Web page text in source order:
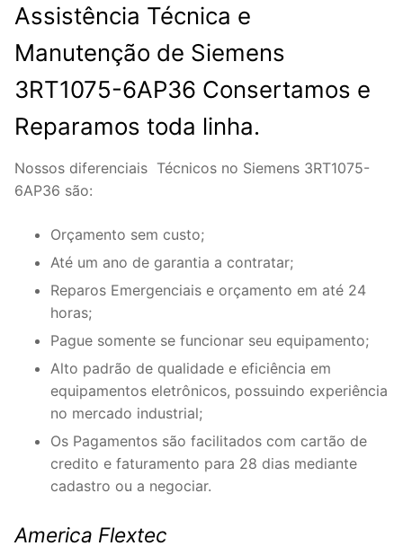
Assistência Técnica e
Manutenção de Siemens
3RT1075-6AP36 Consertamos e
Reparamos toda linha.
Nossos diferenciais Técnicos no Siemens 3RT1075-
6AP36 são:
Orçamento sem custo;
Até um ano de garantia a contratar;
Reparos Emergenciais e orçamento em até 24
horas;
Pague somente se funcionar seu equipamento;
Alto padrão de qualidade e eficiência em
equipamentos eletrônicos, possuindo experiência
no mercado industrial;
Os Pagamentos são facilitados com cartão de
credito e faturamento para 28 dias mediante
cadastro ou a negociar.
America Flextec